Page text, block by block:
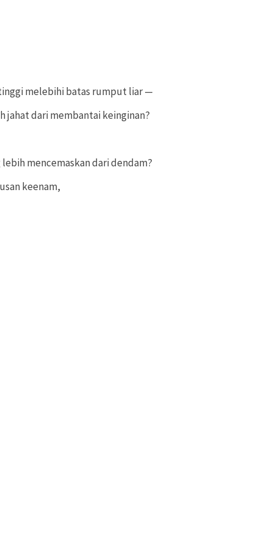
melebihi batas rumput liar —
jahat dari membantai keinginan?
mencemaskan dari dendam?
keenam,